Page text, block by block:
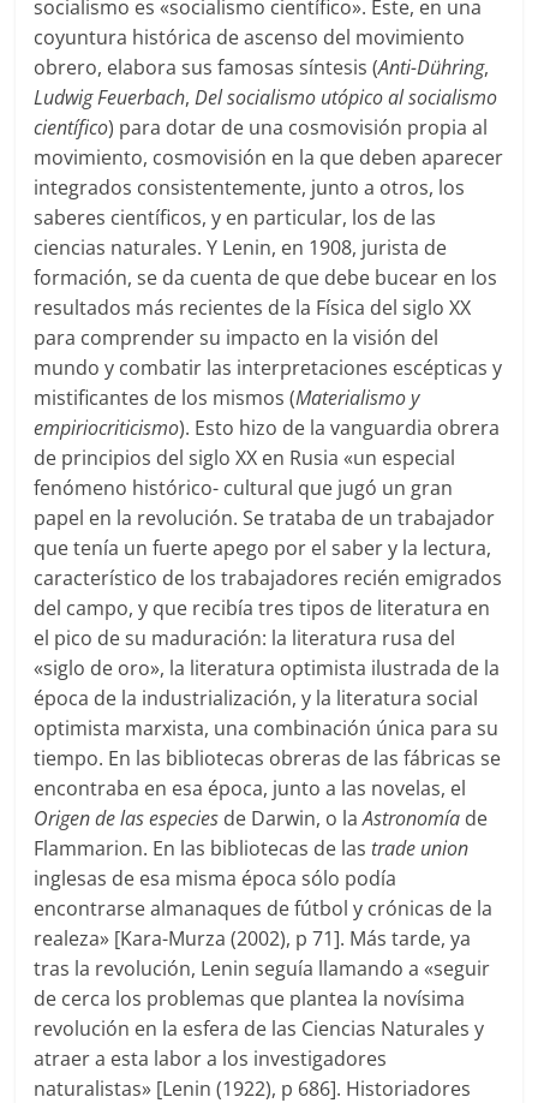
socialismo es «socialismo científico». Éste, en una
coyuntura histórica de ascenso del movimiento
obrero, elabora sus famosas síntesis (Anti-Dühring,
LudwigFeuerbach,Delsocialismo utópico al socialismo
científico) para dotar de una cosmovisión propia al
movimiento, cosmovisión en la que deben aparecer
integrados consistentemente, junto a otros, los
saberes científicos, y en particular, los de las
ciencias naturales. Y Lenin, en 1908, jurista de
formación, se da cuenta de que debe bucear en los
resultados más recientes de la Física del siglo XX
para comprender su impacto en la visión del
mundo y combatir las interpretaciones escépticas y
mistificantes de los mismos (Materialismo y
empiriocriticismo). Esto hizo de la vanguardia obrera
de principios del siglo XX en Rusia «un especial
fenómeno histórico- cultural que jugó un gran
papel en la revolución. Se trataba de un trabajador
que tenía un fuerte apego por el saber y la lectura,
característico de los trabajadores recién emigrados
del campo, y que recibía tres tipos de literatura en
el pico de su maduración: la literatura rusa del
«siglo de oro», la literatura optimista ilustrada de la
época de la industrialización, y la literatura social
optimista marxista, una combinación única para su
tiempo. En las bibliotecas obreras de las fábricas se
encontraba en esa época, junto a las novelas, el
Origen de las especies de Darwin, o laAstronomía de
Flammarion. En las bibliotecas de las trade union
inglesas de esa misma época sólo podía
encontrarse almanaques de fútbol y crónicas de la
realeza» [Kara-Murza (2002), p 71]. Más tarde, ya
tras la revolución, Lenin seguía llamando a «seguir
de cerca los problemas que plantea la novísima
revolución en la esfera de las Ciencias Naturales y
atraer a esta labor a los investigadores
naturalistas» [Lenin (1922), p 686]. Historiadores